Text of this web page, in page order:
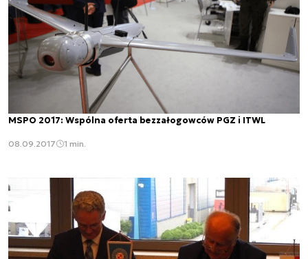
MSPO 2017: Wspólna oferta bezzałogowców PGZ i ITWL
08.09.2017 1 min.